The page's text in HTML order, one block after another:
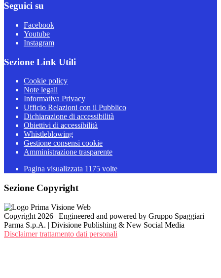
Seguici su
Facebook
Youtube
Instagram
Sezione Link Utili
Cookie policy
Note legali
Informativa Privacy
Ufficio Relazioni con il Pubblico
Dichiarazione di accessibilità
Obiettivi di accessibilità
Whistleblowing
Gestione consensi cookie
Amministrazione trasparente
Pagina visualizzata 1175 volte
Sezione Copyright
Copyright 2026 | Engineered and powered by Gruppo Spaggiari
Parma S.p.A. | Divisione Publishing & New Social Media
Disclaimer trattamento dati personali